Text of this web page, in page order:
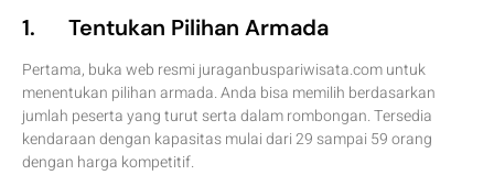
1. Tentukan Pilihan Armada
Pertama, buka web resmi juraganbuspariwisata.com untuk
menentukan pilihan armada. Anda bisa memilih berdasarkan
jumlah peserta yang turut serta dalam rombongan. Tersedia
kendaraan dengan kapasitas mulai dari 29 sampai 59 orang
dengan harga kompetitif.